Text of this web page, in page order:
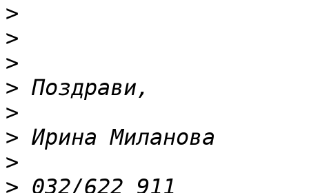
>
>
>
>
>
>
>
>